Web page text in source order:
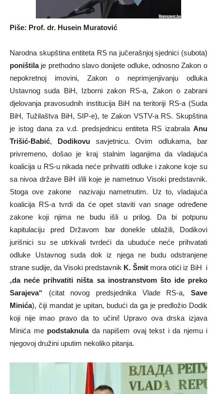
Piše: Prof. dr. Husein Muratović
Narodna skupština entiteta RS na jučerašnjoj sjednici (subota)
poništilaje prethodno slavo donijete odluke, odnosno Zakon o
nepokretnoj imovini, Zakon o neprimjenjivanju odluka
Ustavnog suda BiH, Izborni zakon RS-a, Zakon o zabrani
djelovanja pravosudnih institucija BiH na teritoriji RS-a (Suda
BiH, Tužilaštva BiH, SIP-e), te Zakon VSTV-a RS. Skupština
je istog dana za v.d. predsjednicu entiteta RS izabrala Anu
Trišić-Babić, Dodikovusavjetnicu. Ovim odlukama, bar
privremeno, došao je kraj stalnim laganjima da vladajuća
koalicija u RS-u nikada neće prihvatiti odluke i zakone koje su
sa nivoa države BiH i/ili koje je nametnuo Visoki predstavnik.
Stoga ove zakone nazivaju nametnutim. Uz to, vladajuća
koalicija RS-a tvrdi da će opet staviti van snage određene
zakone koji njima ne budu išli u prilog. Da bi potpunu
kapitulaciju pred Državom bar donekle ublažili, Dodikovi
jurišnici su se utrkivali tvrdeći da ubuduće neće prihvatati
odluke Ustavnog suda dok iz njega ne budu odstranjene
strane sudije, da Visoki predstavnik K. Šmit mora otići iz BiH i
„da neće prihvatiti ništa sa inostranstvom što ide preko
Sarajeva“ (citat novog predsjednika Vlade RS-a, Save
Minića), čiji mandat je upitan, budući da ga je predložio Dodik
koji nije imao pravo da to učini! Upravo ova drska izjava
Minića me podstaknulada napišem ovaj tekst i da njemu i
njegovoj družini uputim nekoliko pitanja.